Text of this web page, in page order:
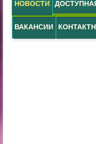
НОВОСТИ
ВАКАНСИИ